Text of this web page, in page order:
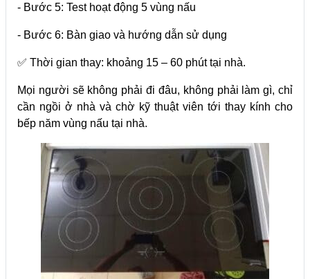
- Bước 5: Test hoạt động 5 vùng nấu
- Bước 6: Bàn giao và hướng dẫn sử dụng
✅ Thời gian thay: khoảng 15 – 60 phút tại nhà.
Mọi người sẽ không phải đi đâu, không phải làm gì, chỉ
cần ngồi ở nhà và chờ kỹ thuật viên tới thay kính cho
bếp năm vùng nấu tại nhà.